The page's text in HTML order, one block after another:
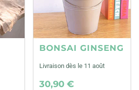
BONSAI GINSENG
Livraison dès le 11 août
30,90 €